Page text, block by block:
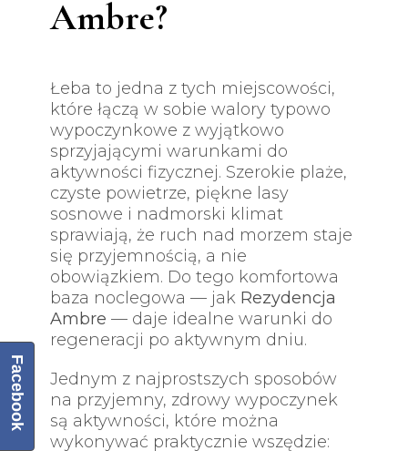
Ambre?
Łeba to jedna z tych miejscowości,
które łączą w sobie walory typowo
wypoczynkowe z wyjątkowo
sprzyjającymi warunkami do
aktywności fizycznej. Szerokie plaże,
czyste powietrze, piękne lasy
sosnowe i nadmorski klimat
sprawiają, że ruch nad morzem staje
się przyjemnością, a nie
obowiązkiem. Do tego komfortowa
baza noclegowa — jak Rezydencja
Ambre — daje idealne warunki do
regeneracji po aktywnym dniu.
Jednym z najprostszych sposobów
na przyjemny, zdrowy wypoczynek
są aktywności, które można
wykonywać praktycznie wszędzie:
Facebook